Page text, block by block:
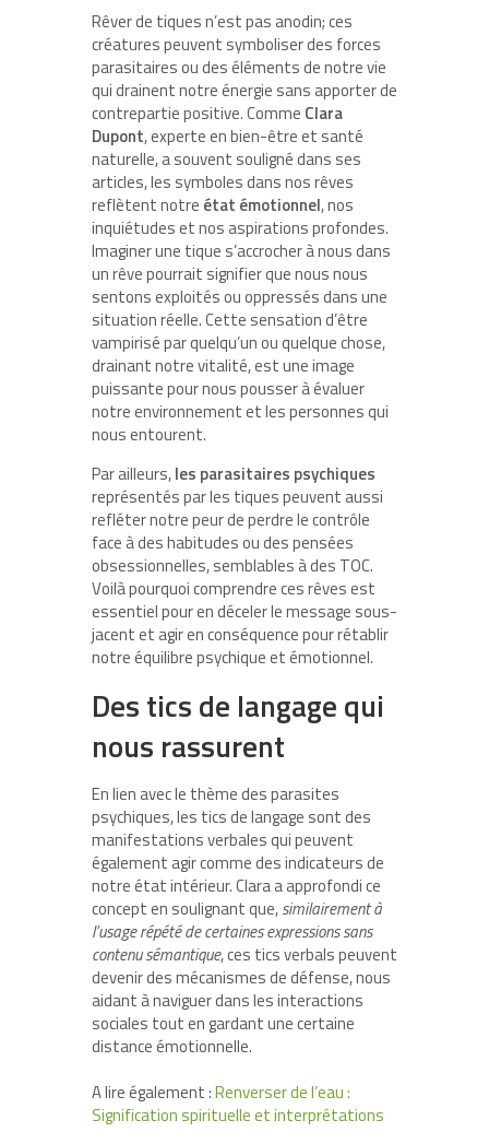
Rêver de tiques n’est pas anodin; ces
créatures peuvent symboliser des forces
parasitaires ou des éléments de notre vie
qui drainent notre énergie sans apporter de
contrepartie positive. Comme Clara
Dupont, experte en bien-être et santé
naturelle, a souvent souligné dans ses
articles, les symboles dans nos rêves
reflètent notre état émotionnel, nos
inquiétudes et nos aspirations profondes.
Imaginer une tique s’accrocher à nous dans
un rêve pourrait signifier que nous nous
sentons exploités ou oppressés dans une
situation réelle. Cette sensation d’être
vampirisé par quelqu’un ou quelque chose,
drainant notre vitalité, est une image
puissante pour nous pousser à évaluer
notre environnement et les personnes qui
nous entourent.
Par ailleurs,les parasitaires psychiques
représentés par les tiques peuvent aussi
refléter notre peur de perdre le contrôle
face à des habitudes ou des pensées
obsessionnelles, semblables à des TOC.
Voilà pourquoi comprendre ces rêves est
essentiel pour en déceler le message sous-
jacent et agir en conséquence pour rétablir
notre équilibre psychique et émotionnel.
Des tics de langage qui
nous rassurent
En lien avec le thème des parasites
psychiques, les tics de langage sont des
manifestations verbales qui peuvent
également agir comme des indicateurs de
notre état intérieur. Clara a approfondi ce
concept en soulignant que,similairement à
l’usage répété de certaines expressions sans
contenu sémantique, ces tics verbals peuvent
devenir des mécanismes de défense, nous
aidant à naviguer dans les interactions
sociales tout en gardant une certaine
distance émotionnelle.
A lire également :Renverser de l’eau :
Signification spirituelle et interprétations